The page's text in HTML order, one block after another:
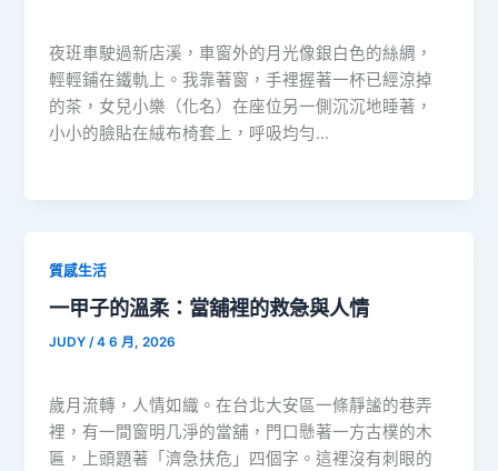
夜班車駛過新店溪，車窗外的月光像銀白色的絲綢，
輕輕鋪在鐵軌上。我靠著窗，手裡握著一杯已經涼掉
的茶，女兒小樂（化名）在座位另一側沉沉地睡著，
小小的臉貼在絨布椅套上，呼吸均勻…
質感生活
一甲子的溫柔：當舖裡的救急與人情
JUDY/4 6 月, 2026
歲月流轉，人情如織。在台北大安區一條靜謐的巷弄
裡，有一間窗明几淨的當舖，門口懸著一方古樸的木
匾，上頭題著「濟急扶危」四個字。這裡沒有刺眼的